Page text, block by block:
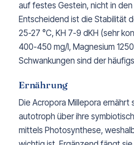
auf festes Gestein, nicht in den
Entscheidend ist die Stabilität
25-27 °C, KH 7-9 dKH (sehr
400-450 mg/l, Magnesium
Schwankungen sind der
Ernährung
Die Acropora Millepora ernährt
autotroph über ihre
mittels Photosynthese,